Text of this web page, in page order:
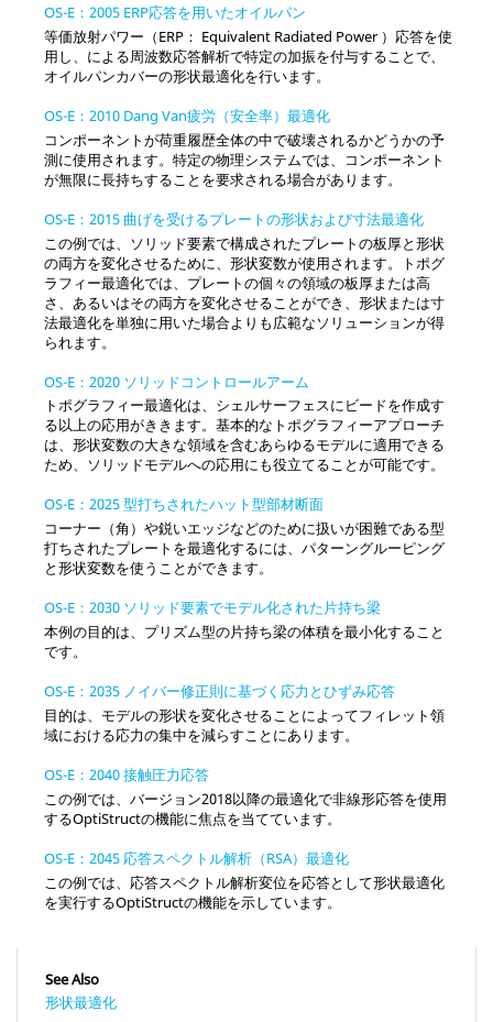
OS-E：2005 ERP応答を用いたオイルパン
等価放射パワー（ERP： Equivalent Radiated Power ）応答を使
用し、による周波数応答解析で特定の加振を付与することで、
オイルパンカバーの形状最適化を行います。
OS-E：2010 Dang Van疲労（安全率）最適化
コンポーネントが荷重履歴全体の中で破壊されるかどうかの予
測に使用されます。特定の物理システムでは、コンポーネント
が無限に長持ちすることを要求される場合があります。
OS-E：2015 曲げを受けるプレートの形状および寸法最適化
この例では、ソリッド要素で構成されたプレートの板厚と形状
の両方を変化させるために、形状変数が使用されます。トポグ
ラフィー最適化では、プレートの個々の領域の板厚または高
さ、あるいはその両方を変化させることができ、形状または寸
法最適化を単独に用いた場合よりも広範なソリューションが得
られます。
OS-E：2020 ソリッドコントロールアーム
トポグラフィー最適化は、シェルサーフェスにビードを作成す
る以上の応用がききます。基本的なトポグラフィーアプローチ
は、形状変数の大きな領域を含むあらゆるモデルに適用できる
ため、ソリッドモデルへの応用にも役立てることが可能です。
OS-E：2025 型打ちされたハット型部材断面
コーナー（角）や鋭いエッジなどのために扱いが困難である型
打ちされたプレートを最適化するには、パターングルーピング
と形状変数を使うことができます。
OS-E：2030 ソリッド要素でモデル化された片持ち梁
本例の目的は、プリズム型の片持ち梁の体積を最小化すること
です。
OS-E：2035 ノイバー修正則に基づく応力とひずみ応答
目的は、モデルの形状を変化させることによってフィレット領
域における応力の集中を減らすことにあります。
OS-E：2040 接触圧力応答
この例では、バージョン2018以降の最適化で非線形応答を使用
するOptiStructの機能に焦点を当てています。
OS-E：2045 応答スペクトル解析（RSA）最適化
この例では、応答スペクトル解析変位を応答として形状最適化
を実行するOptiStructの機能を示しています。
See Also
形状最適化